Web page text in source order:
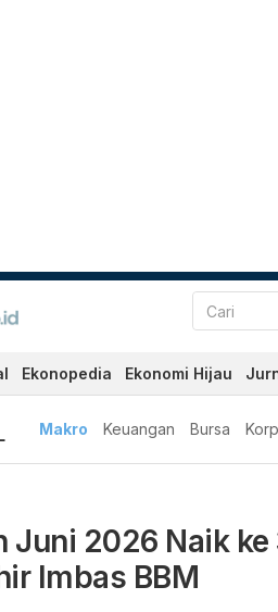
Ekonopedia Ekonomi Hijau
Makro Keuangan Bursa
Juni 2026 Naik
Imbas BBM